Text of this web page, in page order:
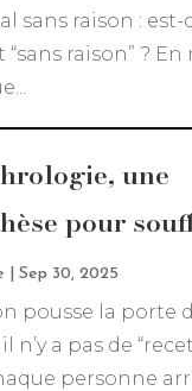
sans raison : est-
raison” ? En
une
pour
Sep 30, 2025
pousse la porte
n’y a pas de
personne